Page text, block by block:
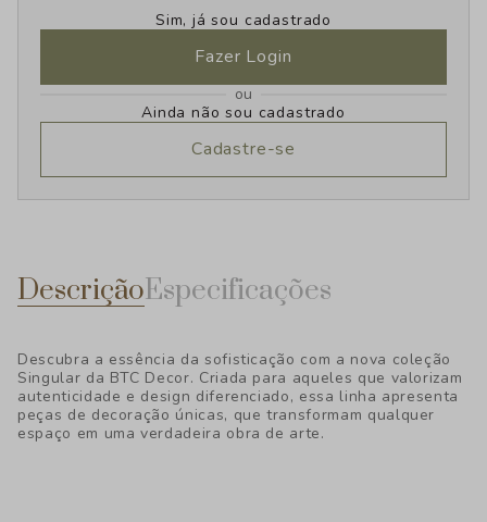
Sim, já sou cadastrado
Fazer Login
ou
Ainda não sou cadastrado
Cadastre-se
DescriçãoEspecificações
Descubra a essência da sofisticação com a nova coleção
Singular da BTC Decor. Criada para aqueles que valorizam
autenticidade e design diferenciado, essa linha apresenta
peças de decoração únicas, que transformam qualquer
espaço em uma verdadeira obra de arte.